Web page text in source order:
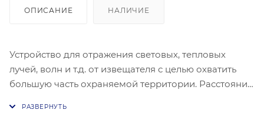
ОПИСАНИЕ НАЛИЧИЕ
Устройство для отражения световых, тепловых
лучей, волн и т.д. от извещателя с целью охватить
большую часть охраняемой территории. Расстояние